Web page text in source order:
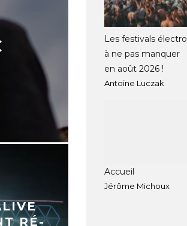
RÉ-
Les festivals électro
à ne pas manquer
en août 2026 !
Antoine Luczak
Accueil
Jérôme Michoux